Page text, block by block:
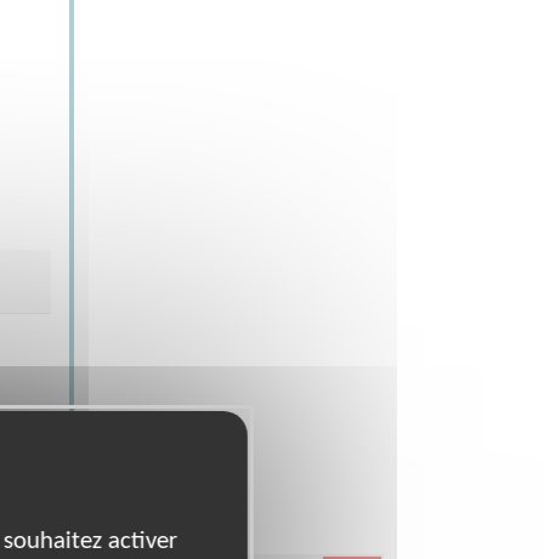
- Siège activer